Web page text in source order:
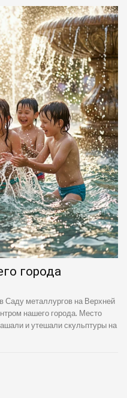
города
Саду металлургов на Верхней
нашего города. Место
и утешали скульптуры на